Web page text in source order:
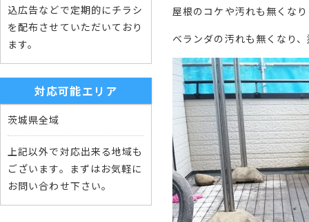
屋根のコケや汚れも無くな
ベランダの汚れも無くなり
込広告などで定期的にチラシ
を配布させていただいており
ます。
対応可能エリア
茨城県全域
上記以外で対応出来る地域も
ございます。まずはお気軽に
お問い合わせ下さい。